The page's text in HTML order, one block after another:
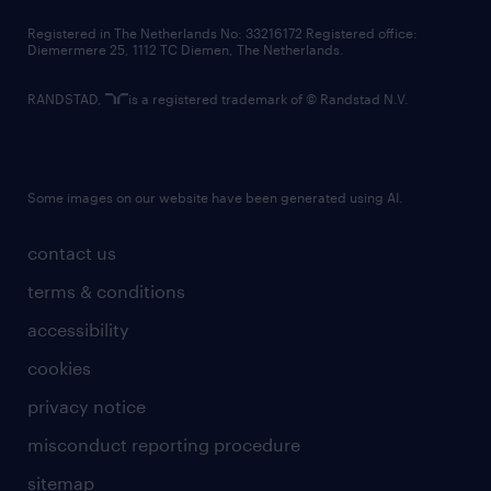
contact us
terms & conditions
accessibility
cookies
privacy notice
misconduct reporting procedure
sitemap
Registered in The Netherlands No: 33216172 Registered office:
Diemermere 25, 1112 TC Diemen, The Netherlands.
RANDSTAD, is a registered trademark of © Randstad N.V.
Some images on our website have been generated using AI.